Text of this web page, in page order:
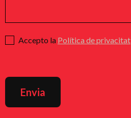
Accepto la Política de privacitat